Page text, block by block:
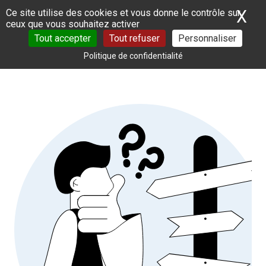
Panneau de gestion des cookies
Ce site utilise des cookies et vous donne le contrôle sur
ceux que vous souhaitez activer
Tout accepter
Tout refuser Personnaliser
Politique de confidentialité
X